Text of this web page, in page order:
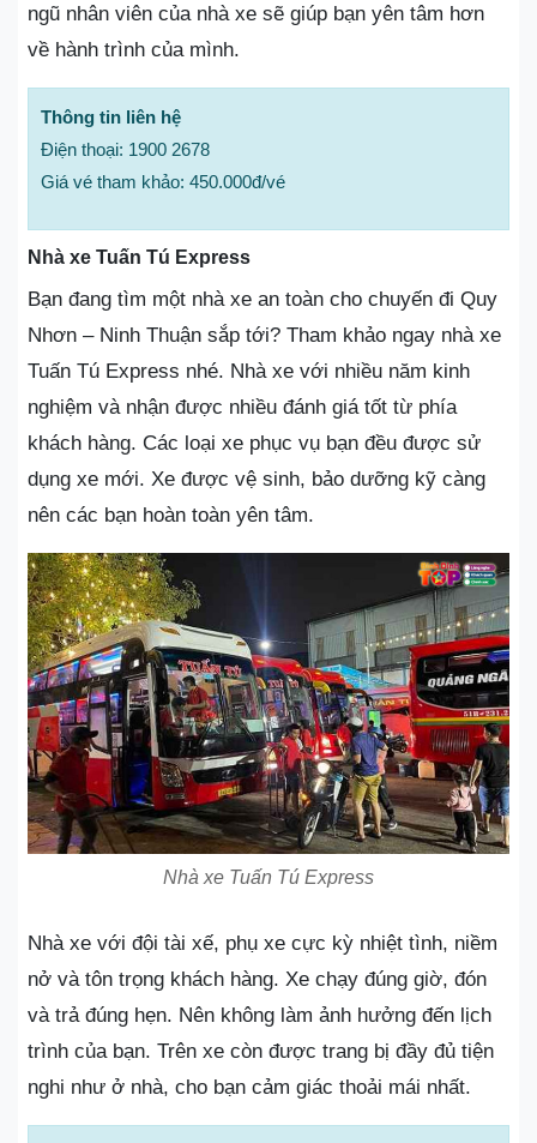
ngũ nhân viên của nhà xe sẽ giúp bạn yên tâm hơn
về hành trình của mình.
Thông tin liên hệ
Điện thoại: 1900 2678
Giá vé tham khảo: 450.000đ/vé
Nhà xe Tuấn Tú Express
Bạn đang tìm một nhà xe an toàn cho chuyến đi Quy
Nhơn – Ninh Thuận sắp tới? Tham khảo ngay nhà xe
Tuấn Tú Express nhé. Nhà xe với nhiều năm kinh
nghiệm và nhận được nhiều đánh giá tốt từ phía
khách hàng. Các loại xe phục vụ bạn đều được sử
dụng xe mới. Xe được vệ sinh, bảo dưỡng kỹ càng
nên các bạn hoàn toàn yên tâm.
Nhà xe Tuấn Tú Express
Nhà xe với đội tài xế, phụ xe cực kỳ nhiệt tình, niềm
nở và tôn trọng khách hàng. Xe chạy đúng giờ, đón
và trả đúng hẹn. Nên không làm ảnh hưởng đến lịch
trình của bạn. Trên xe còn được trang bị đầy đủ tiện
nghi như ở nhà, cho bạn cảm giác thoải mái nhất.